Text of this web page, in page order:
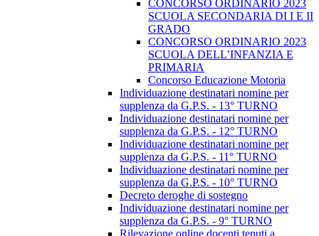
CONCORSO ORDINARIO 2023
SCUOLA SECONDARIA DI I E II
GRADO
CONCORSO ORDINARIO 2023
SCUOLA DELL’INFANZIA E
PRIMARIA
Concorso Educazione Motoria
Individuazione destinatari nomine per
supplenza da G.P.S. - 13° TURNO
Individuazione destinatari nomine per
supplenza da G.P.S. - 12° TURNO
Individuazione destinatari nomine per
supplenza da G.P.S. - 11° TURNO
Individuazione destinatari nomine per
supplenza da G.P.S. - 10° TURNO
Decreto deroghe di sostegno
Individuazione destinatari nomine per
supplenza da G.P.S. - 9° TURNO